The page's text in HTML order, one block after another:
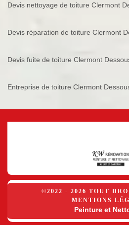
Devis nettoyage de toiture Clermont
Devis réparation de toiture Clermont
Devis fuite de toiture Clermont
Entreprise de toiture Clermont
©2022 - 2026 TOUT
MENTIONS
Peinture et